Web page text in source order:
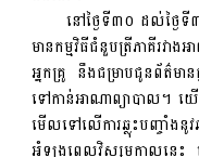
នៅថ្ងៃទី៣០ ដល់ថ្ងៃទី៣
មានកម្មវិធីជំនួបត្រីភាគីរវា
អ្នកគ្រូ នឹងជម្រាបជូនព័ត៌
ទៅកាន់អាណាព្យាបាល។
មើលទៅលើការឆ្លុះបញ្ចាំង
អំឡុងពេលវិស្សមកាលនេះ